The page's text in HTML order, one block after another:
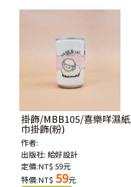
掛飾/MBB105/喜樂咩濕紙
巾掛飾(粉)
作者:
出版社: 給好設計
定價:NT$ 59元
特價:NT$ 59元